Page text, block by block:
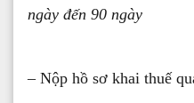
ngày đến 90 ngày
– Nộp hồ sơ khai thuế